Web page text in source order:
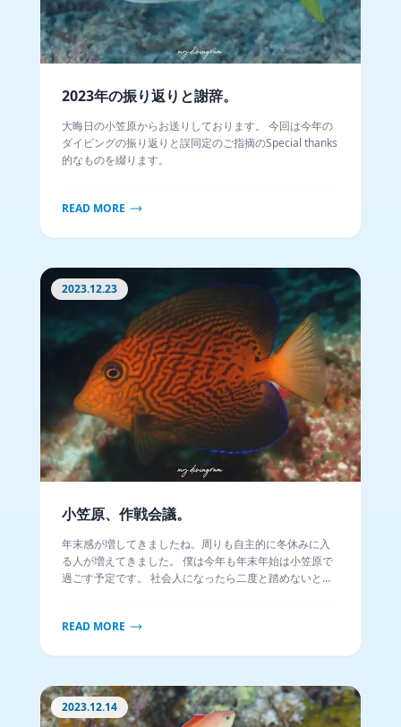
2023年の振り返りと謝辞。
大晦日の小笠原からお送りしております。 今回は今年の
ダイビングの振り返りと誤同定のご指摘のSpecial thanks
的なものを綴ります。
READ MORE
2023.12.23
小笠原、作戦会議。
年末感が増してきましたね。周りも自主的に冬休みに入
る人が増えてきました。 僕は今年も年末年始は小笠原で
過ごす予定です。 社会人になったら二度と踏めないと思
READ MORE
2023.12.14